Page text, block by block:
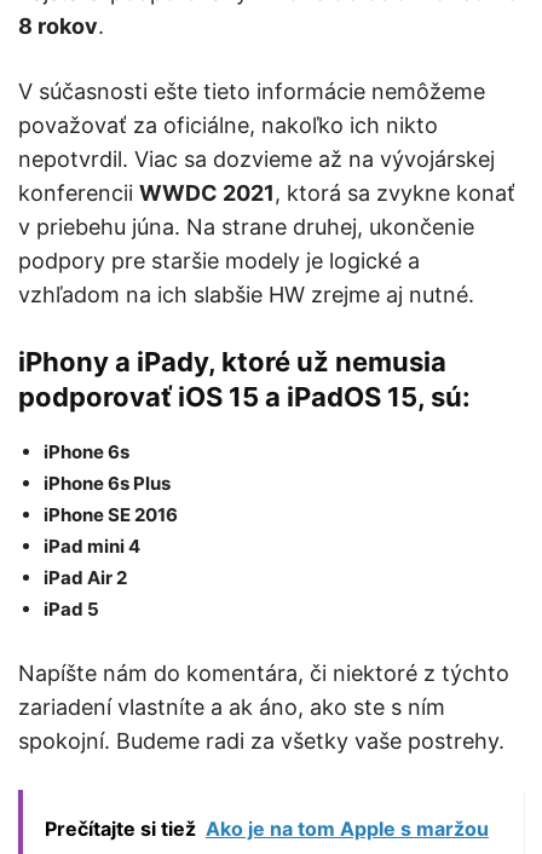
8 rokov.
V súčasnosti ešte tieto informácie nemôžeme
považovať za oficiálne, nakoľko ich nikto
nepotvrdil. Viac sa dozvieme až na vývojárskej
konferencii WWDC 2021, ktorá sa zvykne konať
v priebehu júna. Na strane druhej, ukončenie
podpory pre staršie modely je logické a
vzhľadom na ich slabšie HW zrejme aj nutné.
iPhony a iPady, ktoré už nemusia
podporovať iOS 15 a iPadOS 15, sú:
iPhone 6s
iPhone 6s Plus
iPhone SE 2016
iPad mini 4
iPad Air 2
iPad 5
Napíšte nám do komentára, či niektoré z týchto
zariadení vlastníte a ak áno, ako ste s ním
spokojní. Budeme radi za všetky vaše postrehy.
Prečítajte si tiež Ako je na tom Apple s maržou